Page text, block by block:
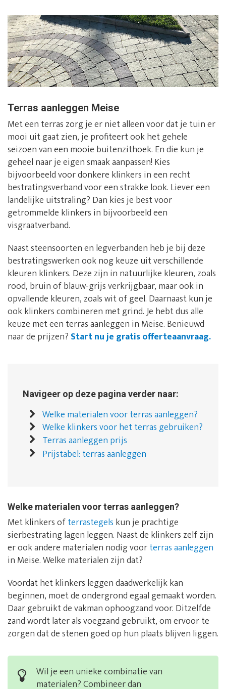
Terras aanleggen Meise
Met een terras zorg je er niet alleen voor dat je tuin er
mooi uit gaat zien, je profiteert ook het gehele
seizoen van een mooie buitenzithoek. En die kun je
geheel naar je eigen smaak aanpassen! Kies
bijvoorbeeld voor donkere klinkers in een recht
bestratingsverband voor een strakke look. Liever een
landelijke uitstraling? Dan kies je best voor
getrommelde klinkers in bijvoorbeeld een
visgraatverband.
Naast steensoorten en legverbanden heb je bij deze
bestratingswerken ook nog keuze uit verschillende
kleuren klinkers. Deze zijn in natuurlijke kleuren, zoals
rood, bruin of blauw-grijs verkrijgbaar, maar ook in
opvallende kleuren, zoals wit of geel. Daarnaast kun je
ook klinkers combineren met grind. Je hebt dus alle
keuze met een terras aanleggen in Meise. Benieuwd
naar de prijzen? Start nu je gratis offerteaanvraag.
Navigeer op deze pagina verder naar:
Welke materialen voor terras aanleggen?
Welke klinkers voor het terras gebruiken?
Terras aanleggen prijs
Prijstabel: terras aanleggen
Welke materialen voor terras aanleggen?
Met klinkers ofterrastegels kun je prachtige
sierbestrating lagen leggen. Naast de klinkers zelf zijn
er ook andere materialen nodig voorterras aanleggen
in Meise. Welke materialen zijn dat?
Voordat het klinkers leggen daadwerkelijk kan
beginnen, moet de ondergrond egaal gemaakt worden.
Daar gebruikt de vakman ophoogzand voor. Ditzelfde
zand wordt later als voegzand gebruikt, om ervoor te
zorgen dat de stenen goed op hun plaats blijven liggen.
Wil je een unieke combinatie van
materialen? Combineer dan